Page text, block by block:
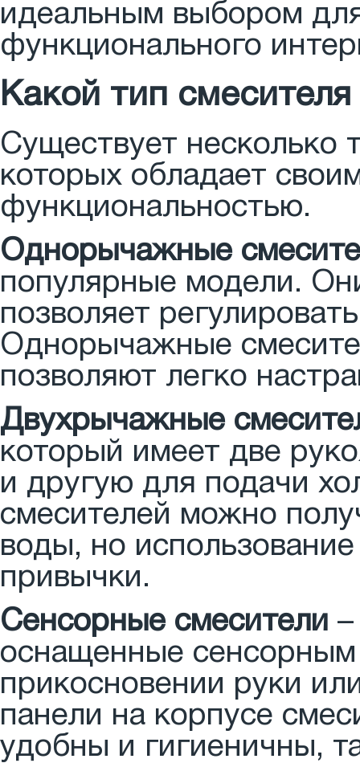
идеальным выбором
функционального
Какой тип
Существует несколько
которых обладает
функциональностью.
Однорычажные
популярные модели.
позволяет
Однорычажные
позволяют легко
Двухрычажные
который имеет две
и другую для подачи
смесителей можно
воды, но
привычки.
Сенсорные смесители
оснащенные
прикосновении руки
панели на корпусе
удобны и гигиеничны,